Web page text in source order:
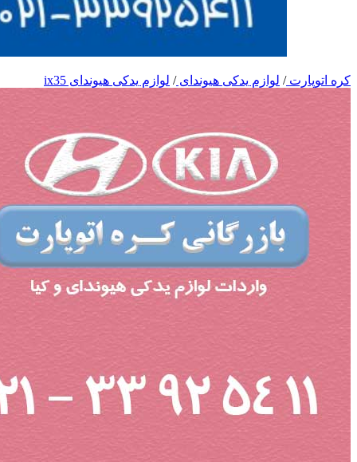
کره اتوپارت/ لوازم یدکی هیوندای/ لوازم یدکی هیوندای ix35